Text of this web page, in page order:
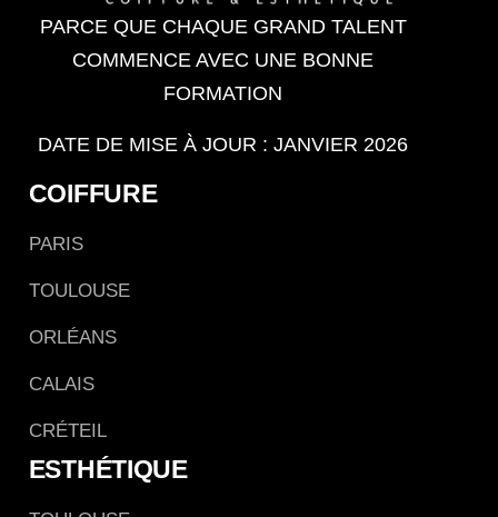
PARCE QUE CHAQUE GRAND TALENT
COMMENCE AVEC UNE BONNE
FORMATION
DATE DE MISE À JOUR : JANVIER 2026
COIFFURE
PARIS
TOULOUSE
ORLÉANS
CALAIS
CRÉTEIL
ESTHÉTIQUE